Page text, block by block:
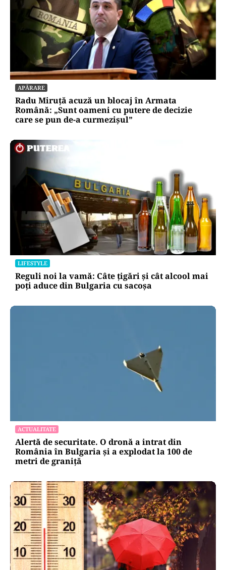
APĂRARE
Radu Miruță acuză un blocaj în Armata
Română: „Sunt oameni cu putere de decizie
care se pun de-a curmezișul”
LIFESTYLE
Reguli noi la vamă: Câte țigări și cât alcool mai
poți aduce din Bulgaria cu sacoșa
ACTUALITATE
Alertă de securitate. O dronă a intrat din
România în Bulgaria şi a explodat la 100 de
metri de graniţă